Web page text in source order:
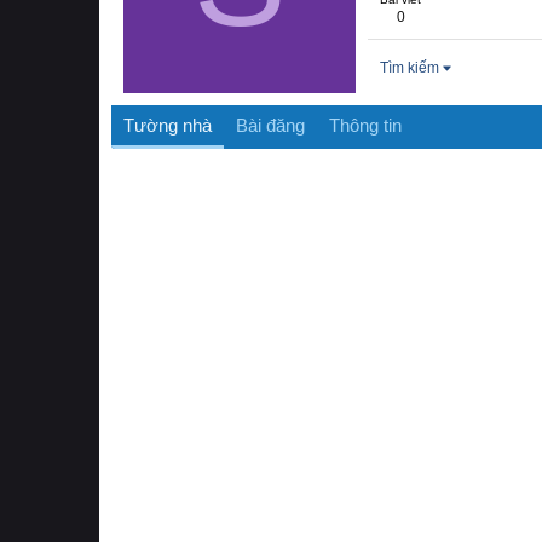
0
Tìm kiếm
Tường nhà Bài đăng Thông tin